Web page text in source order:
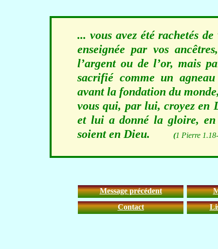
... vous avez été rachetés
enseignée par vos
l’argent ou de l’or, mais
sacrifié comme un
avant la fondation du
vous qui, par lui, croyez en
et lui a donné la gloire, en
soient en Dieu.
(1 Pierre
Message précédent
Contact